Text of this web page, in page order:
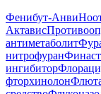
Фенибут-Анви
Актавис
антиметаболит
нитрофуран
ингибитор
фторхинолон